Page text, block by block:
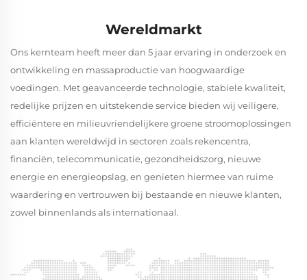
Wereldmarkt
Ons kernteam heeft meer dan 5 jaar ervaring in onderzoek en
ontwikkeling en massaproductie van hoogwaardige
voedingen. Met geavanceerde technologie, stabiele kwaliteit,
redelijke prijzen en uitstekende service bieden wij veiligere,
efficiëntere en milieuvriendelijkere groene stroomoplossingen
aan klanten wereldwijd in sectoren zoals rekencentra,
financiën, telecommunicatie, gezondheidszorg, nieuwe
energie en energieopslag, en genieten hiermee van ruime
waardering en vertrouwen bij bestaande en nieuwe klanten,
zowel binnenlands als internationaal.